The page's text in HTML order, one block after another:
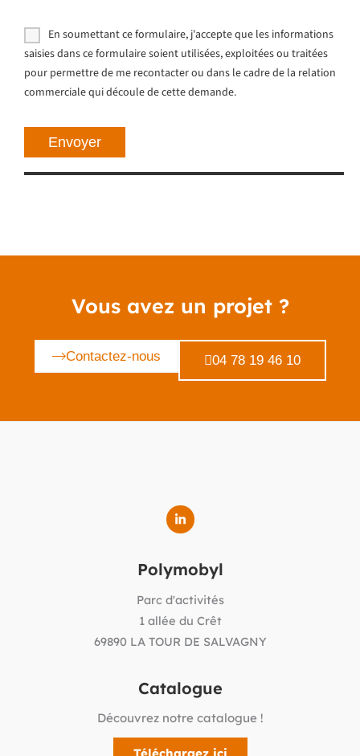
En soumettant ce formulaire, j'accepte que les informations
saisies dans ce formulaire soient utilisées, exploitées ou traitées
pour permettre de me recontacter ou dans le cadre de la relation
commerciale qui découle de cette demande.
Vous avez un projet ?
Contactez-nous 04 78 19 46 10
Polymobyl
Parc d'activités
1 allée du Crêt
69890 LA TOUR DE SALVAGNY
Catalogue
Découvrez notre catalogue !